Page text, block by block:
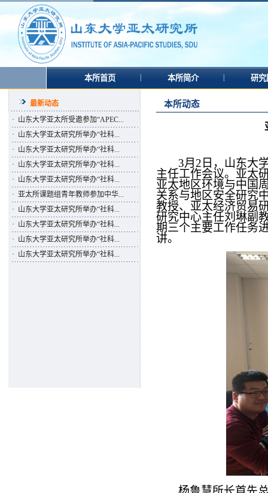
本所首页 本所简介 研
最新动态
· 山东大学亚太所受邀参加“APEC...
· 山东大学亚太研究所举办“社科...
· 山东大学亚太研究所举办“社科...
· 山东大学亚太研究所举办“社科...
· 山东大学亚太研究所举办“社科...
· 亚太所课题组青年教师参加中华...
· 山东大学亚太研究所举办“社科...
· 山东大学亚太研究所举办“社科...
· 山东大学亚太研究所举办“社科...
· 山东大学亚太研究所举办“社科...
本所动态
3月2日，山东大
主任工作会议。亚太
亚太地区环境与中国
关系与地区安全研究
教授、亚太经济贸易
研究中心主任刘琳副
期三个主要工作任务
讲。